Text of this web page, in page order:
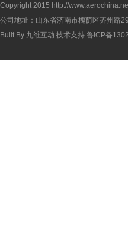
Copyright 2015 http://
公司地址：山东省济南市槐荫区齐州路
Built By 九维互动 技术支持 鲁ICP备